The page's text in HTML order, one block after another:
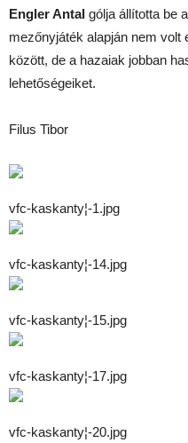
Engler Antal gólja állította be
mezőnyjáték alapján nem
között, de a hazaiak jobban
lehetőségeiket.
Filus Tibor
vfc-kaskanty¦-1.jpg
vfc-kaskanty¦-14.jpg
vfc-kaskanty¦-15.jpg
vfc-kaskanty¦-17.jpg
vfc-kaskanty¦-20.jpg